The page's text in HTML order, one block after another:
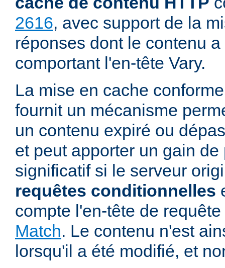
2616, avec support de la
réponses dont le contenu
comportant l'en-tête Vary.
La mise en cache
fournit un mécanisme
un contenu expiré ou
et peut apporter un gain
significatif si le serveur
requêtes conditionnelles
compte l'en-tête de
Match. Le contenu n'est
lorsqu'il a été modifié, et